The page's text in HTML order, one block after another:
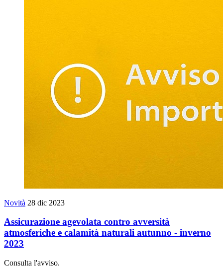
Novità 28 dic 2023
Assicurazione agevolata contro avversità
atmosferiche e calamità naturali autunno - inverno
2023
Consulta l'avviso.